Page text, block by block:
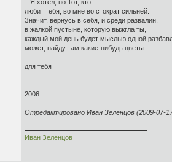
...Я хотел, но Тот, кто
любит тебя, во мне во стократ сильней.
Значит, вернусь в себя, и среди развалин,
в жалкой пустыне, которую выжгла ты,
каждый мой день будет мыслью одной
может, найду там какие-нибудь цветы
для тебя
2006
Отредактировано Иван Зеленцов (2009-07-
Иван Зеленцов